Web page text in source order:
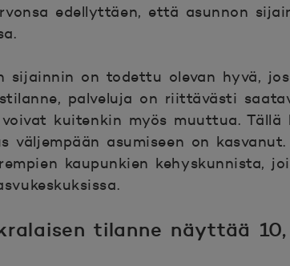
edellyttäen, että asunnon
sijainnin on todettu olevan hyvä,
palveluja on riittävästi
kuitenkin myös muuttua. Tällä
asumiseen on
kaupunkien kehyskunnista,
tilanne näyttää